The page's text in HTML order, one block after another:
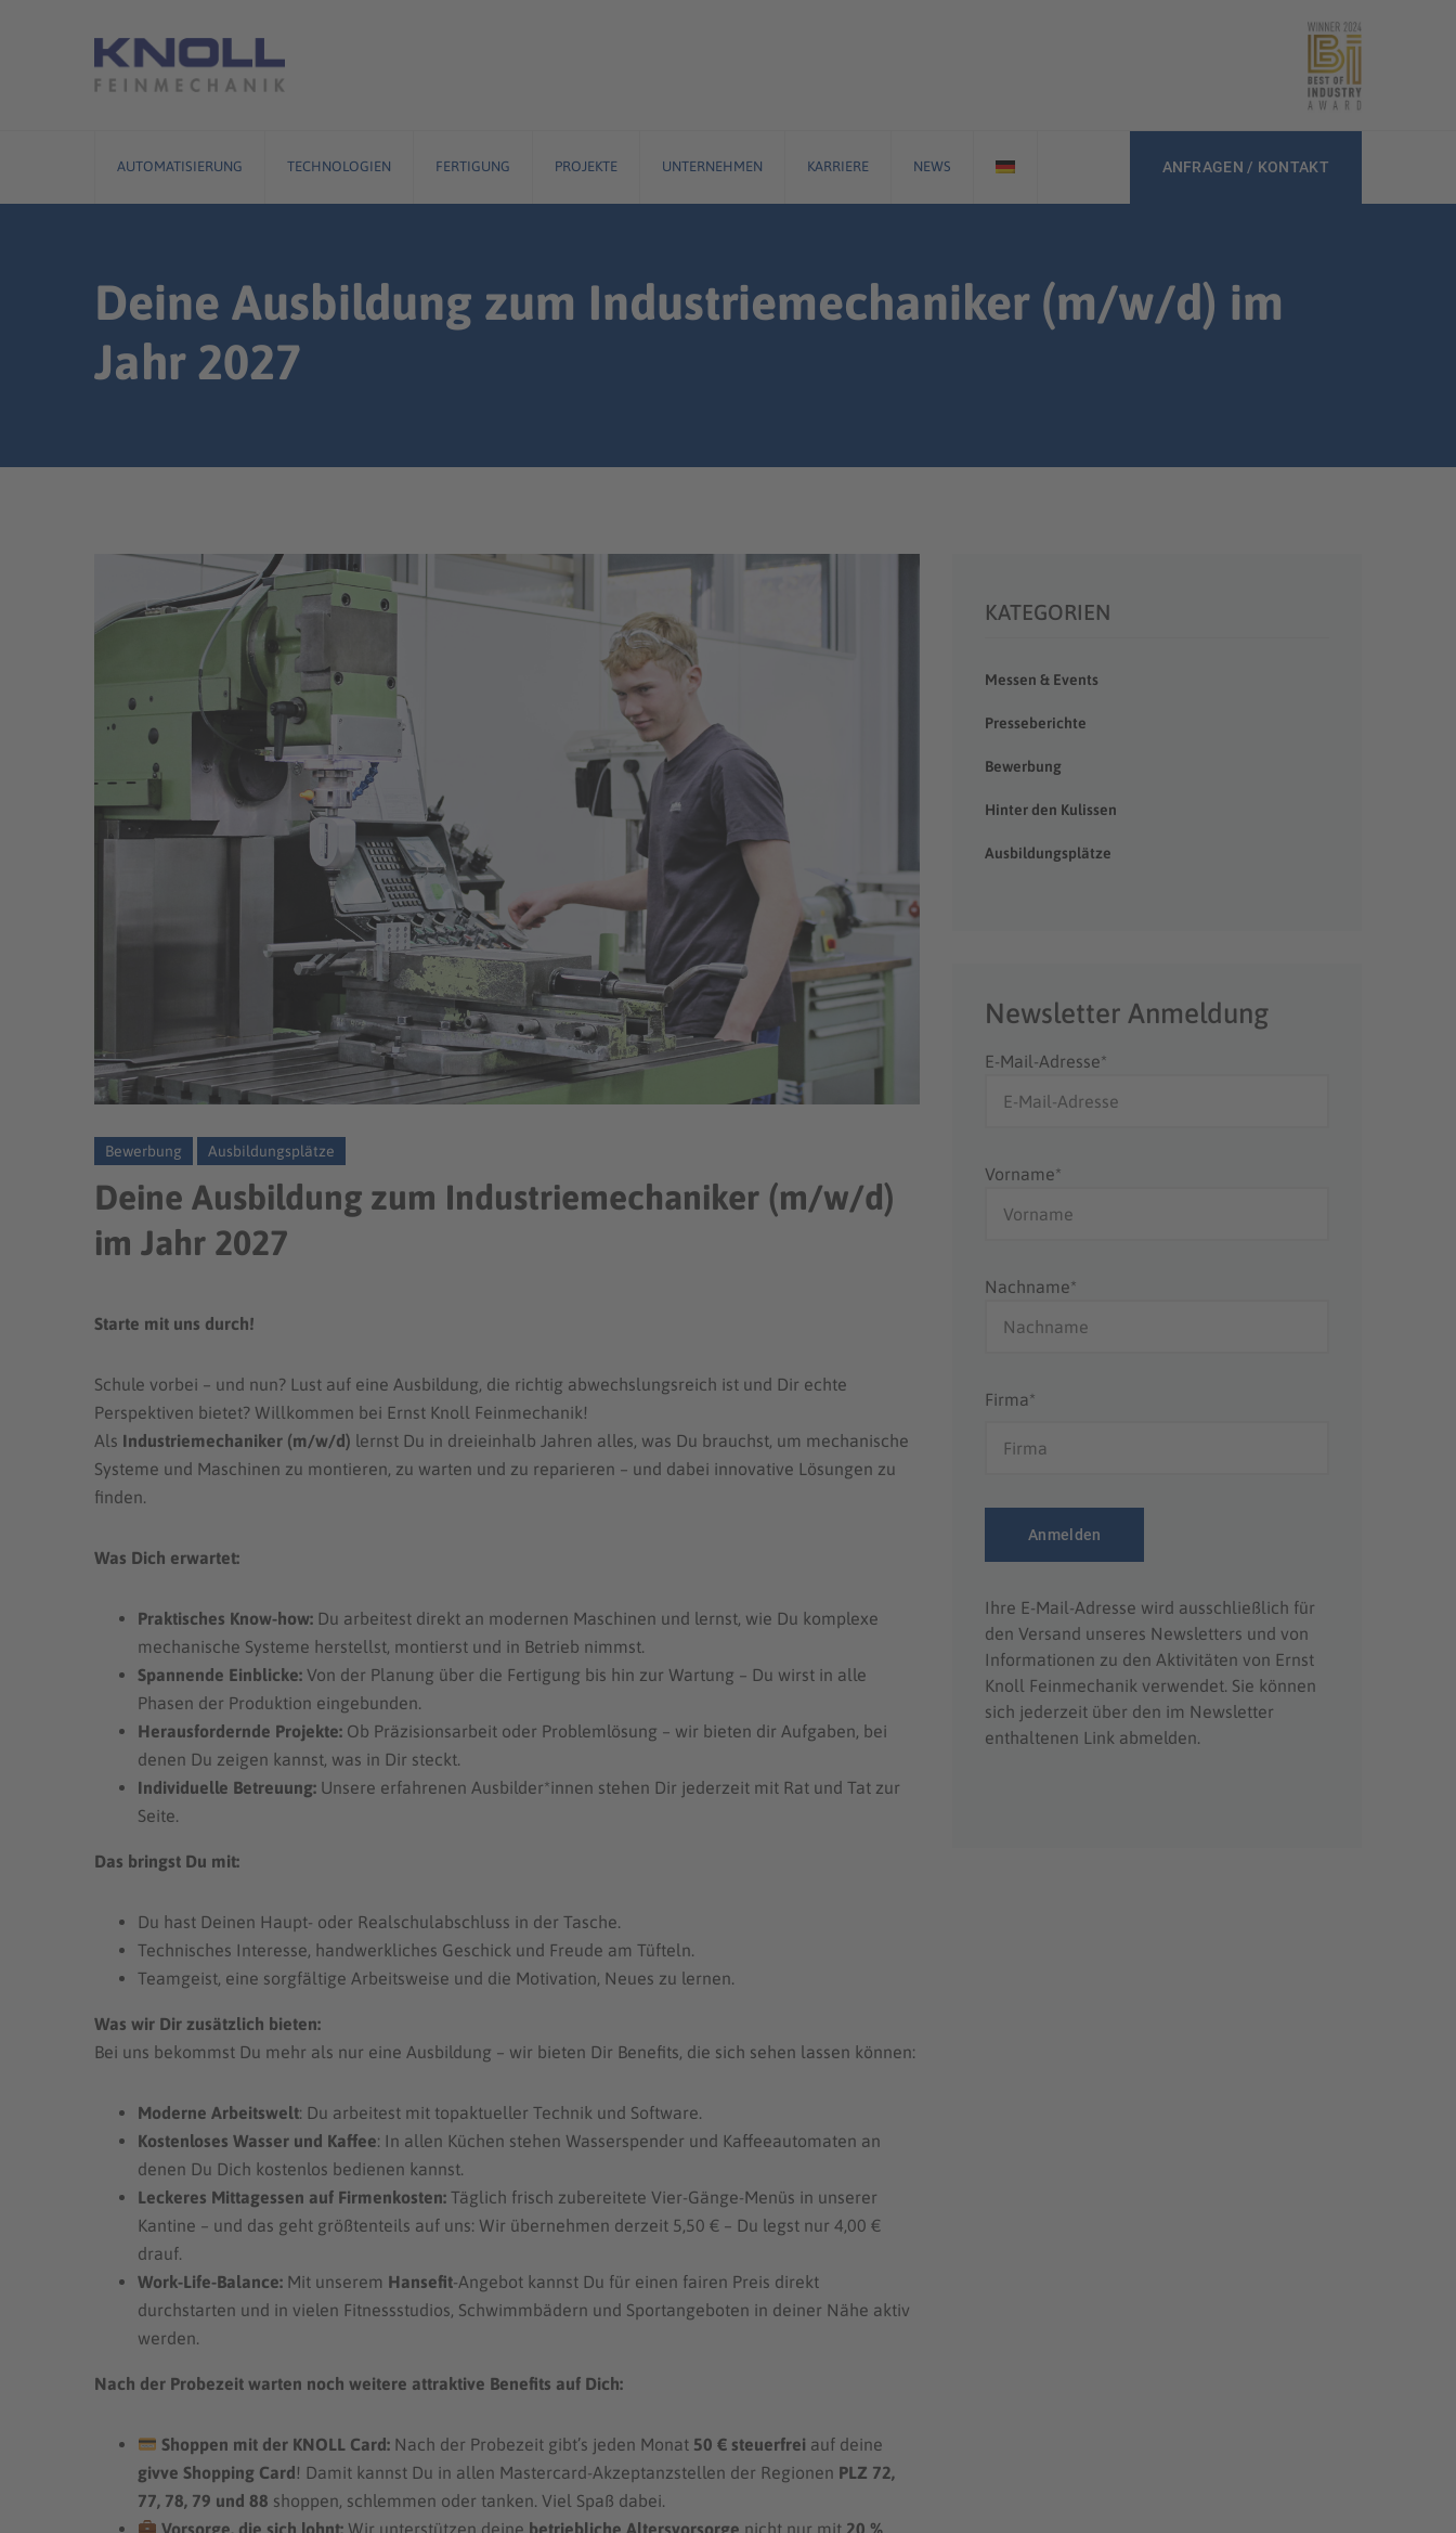
AUTOMATISIERUNG TECHNOLOGIEN FERTIGUNG PROJEKTE UNTERNEHMEN KARRIERE NEWS ANFRAGEN / KONTAKT
Deine Ausbildung zum Industriemechaniker (m/w/d) im
Jahr 2027
Bewerbung Ausbildungsplätze
Deine Ausbildung zum Industriemechaniker (m/w/d)
im Jahr 2027
Starte mit uns durch!
Schule vorbei – und nun? Lust auf eine Ausbildung, die richtig abwechslungsreich ist und Dir echte
Perspektiven bietet? Willkommen bei Ernst Knoll Feinmechanik!
Als Industriemechaniker (m/w/d) lernst Du in dreieinhalb Jahren alles, was Du brauchst, um mechanische
Systeme und Maschinen zu montieren, zu warten und zu reparieren – und dabei innovative Lösungen zu
finden.
Was Dich erwartet:
Praktisches Know-how: Du arbeitest direkt an modernen Maschinen und lernst, wie Du komplexe
mechanische Systeme herstellst, montierst und in Betrieb nimmst.
Spannende Einblicke: Von der Planung über die Fertigung bis hin zur Wartung – Du wirst in alle
Phasen der Produktion eingebunden.
Herausfordernde Projekte: Ob Präzisionsarbeit oder Problemlösung – wir bieten dir Aufgaben, bei
denen Du zeigen kannst, was in Dir steckt.
Individuelle Betreuung: Unsere erfahrenen Ausbilder*innen stehen Dir jederzeit mit Rat und Tat zur
Seite.
Das bringst Du mit:
Du hast Deinen Haupt- oder Realschulabschluss in der Tasche.
Technisches Interesse, handwerkliches Geschick und Freude am Tüfteln.
Teamgeist, eine sorgfältige Arbeitsweise und die Motivation, Neues zu lernen.
Was wir Dir zusätzlich bieten:
Bei uns bekommst Du mehr als nur eine Ausbildung – wir bieten Dir Benefits, die sich sehen lassen können:
Moderne Arbeitswelt: Du arbeitest mit topaktueller Technik und Software.
Kostenloses Wasser und Kaffee: In allen Küchen stehen Wasserspender und Kaffeeautomaten an
denen Du Dich kostenlos bedienen kannst.
Leckeres Mittagessen auf Firmenkosten: Täglich frisch zubereitete Vier-Gänge-Menüs in unserer
Kantine – und das geht größtenteils auf uns: Wir übernehmen derzeit 5,50 € – Du legst nur 4,00 €
drauf.
Work-Life-Balance: Mit unserem Hansefit-Angebot kannst Du für einen fairen Preis direkt
durchstarten und in vielen Fitnessstudios, Schwimmbädern und Sportangeboten in deiner Nähe aktiv
werden.
Nach der Probezeit warten noch weitere attraktive Benefits auf Dich:
Shoppen mit der KNOLL Card: Nach der Probezeit gibt’s jeden Monat 50 € steuerfrei auf deine
givve Shopping Card! Damit kannst Du in allen Mastercard-Akzeptanzstellen der Regionen PLZ 72,
77, 78, 79 und 88 shoppen, schlemmen oder tanken. Viel Spaß dabei.
Vorsorge, die sich lohnt: Wir unterstützen deine betriebliche Altersvorsorge nicht nur mit 20 %
KATEGORIEN
Messen & Events
Presseberichte
Bewerbung
Hinter den Kulissen
Ausbildungsplätze
Newsletter Anmeldung
E-Mail-Adresse*
Vorname*
Nachname*
Firma*
Ihre E-Mail-Adresse wird ausschließlich für
den Versand unseres Newsletters und von
Informationen zu den Aktivitäten von Ernst
Knoll Feinmechanik verwendet. Sie können
sich jederzeit über den im Newsletter
enthaltenen Link abmelden.